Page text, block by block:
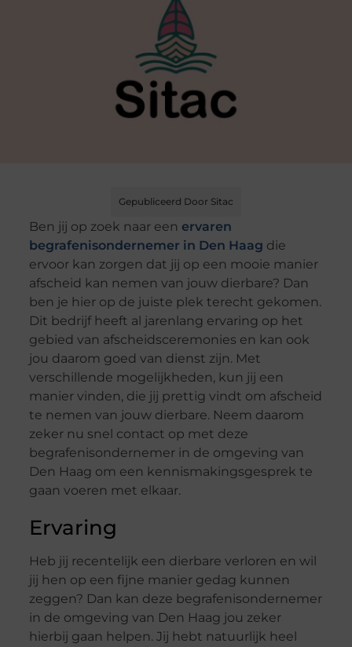
Gepubliceerd Door Sitac
Ben jij op zoek naar een ervaren
begrafenisondernemer in Den Haag die
ervoor kan zorgen dat jij op een mooie manier
afscheid kan nemen van jouw dierbare? Dan
ben je hier op de juiste plek terecht gekomen.
Dit bedrijf heeft al jarenlang ervaring op het
gebied van afscheidsceremonies en kan ook
jou daarom goed van dienst zijn. Met
verschillende mogelijkheden, kun jij een
manier vinden, die jij prettig vindt om afscheid
te nemen van jouw dierbare. Neem daarom
zeker nu snel contact op met deze
begrafenisondernemer in de omgeving van
Den Haag om een kennismakingsgesprek te
gaan voeren met elkaar.
Ervaring
Heb jij recentelijk een dierbare verloren en wil
jij hen op een fijne manier gedag kunnen
zeggen? Dan kan deze begrafenisondernemer
in de omgeving van Den Haag jou zeker
hierbij gaan helpen. Jij hebt natuurlijk heel